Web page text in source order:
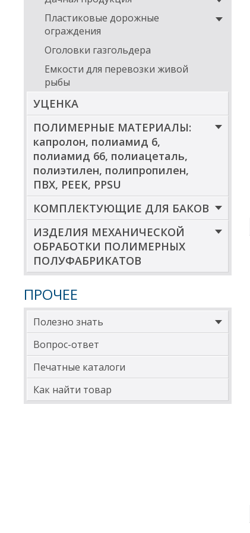
Пластиковые дорожные
ограждения
Оголовки газгольдера
Емкости для перевозки живой
рыбы
УЦЕНКА
ПОЛИМЕРНЫЕ МАТЕРИАЛЫ:
капролон, полиамид 6,
полиамид 66, полиацеталь,
полиэтилен, полипропилен,
ПВХ, PEEK, PPSU
КОМПЛЕКТУЮЩИЕ ДЛЯ БАКОВ
ИЗДЕЛИЯ МЕХАНИЧЕСКОЙ
ОБРАБОТКИ ПОЛИМЕРНЫХ
ПОЛУФАБРИКАТОВ
ПРОЧЕЕ
Полезно знать
Вопрос-ответ
Печатные каталоги
Как найти товар